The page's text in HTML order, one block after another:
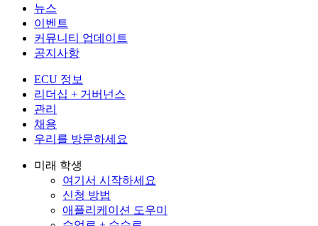
뉴스
이벤트
커뮤니티 업데이트
공지사항
ECU 정보
리더십 + 거버넌스
관리
채용
우리를 방문하세요
미래 학생
여기서 시작하세요
신청 방법
애플리케이션 도우미